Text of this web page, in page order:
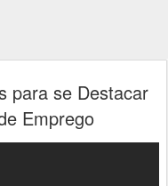
para se Destacar
Emprego